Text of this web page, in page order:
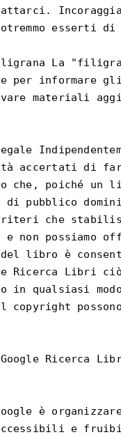
esserti
La
per informare
materiali
accertati di
che, poiché
pubblico
che
e non
del libro è
Ricerca Libri
in qualsiasi
Ricerca
è
accessibili e